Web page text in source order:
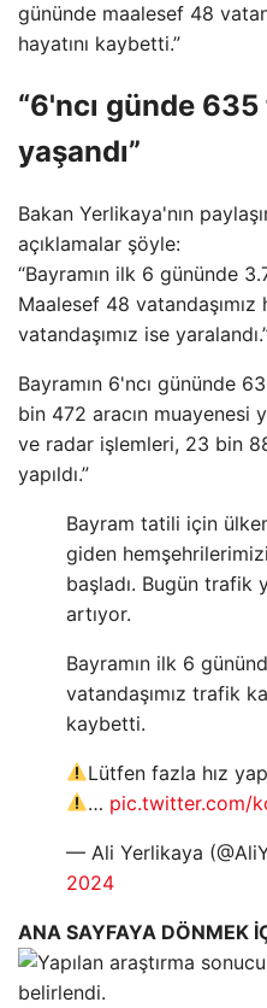
gününde maalesef 48
hayatını kaybetti.”
“6'ncı günde
yaşandı”
Bakan Yerlikaya'nın
açıklamalar şöyle:
“Bayramın ilk 6 gününde
Maalesef 48 vatandaşımız
vatandaşımız ise
Bayramın 6'ncı gününde
bin 472 aracın muayenesi
ve radar işlemleri, 23 bin
yapıldı.”
Bayram tatili için
giden
başladı. Bugün trafik
artıyor.
Bayramın ilk 6
vatandaşımız trafik
kaybetti.
Lütfen fazla hız
… pic.twitter.com/
— Ali Yerlikaya
2024
ANA SAYFAYA DÖNMEK